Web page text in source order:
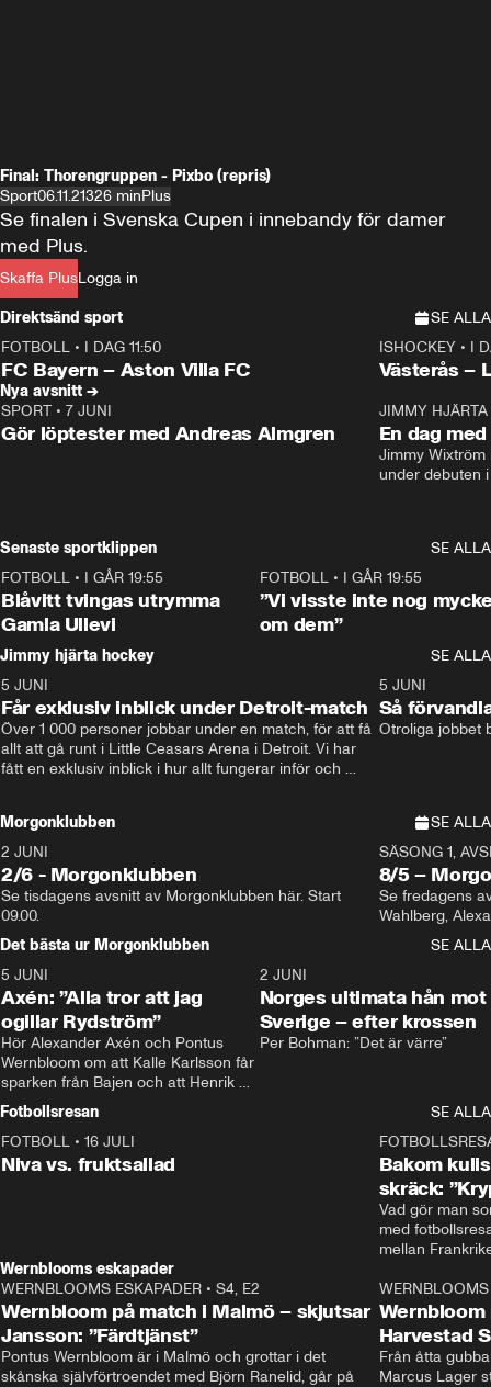
Final: Thorengruppen - Pixbo (repris)
Sport06.11.21326 minPlus
Skaffa PlusLogga in
Se finalen i Svenska Cupen i innebandy för damer
med Plus.
Direktsänd sport
SE ALLA
Plus
FOTBOLL • I DAG 11:50
FC Bayern – Aston Villa FC
Plus
ISHOCKEY• I
Västerås –
Nya avsnitt →
SPORT • 7 JUNI
Gör löptester med Andreas Almgren
JIMMY
En dag
Jimmy
under debuten
Senaste sportklippen
SE ALLA
FOTBOLL • I GÅR 19:55
Blåvitt tvingas utrymma
Gamla Ullevi
FOTBOLL• I GÅR 19:55
”Vi visste inte nog
om dem”
Jimmy hjärta hockey
SE ALLA
5 JUNI
Får exklusiv inblick under Detroit-match
Över 1 000 personer jobbar under en match, för att få
allt att gå runt i Little Ceasars Arena i Detroit. Vi har
fått en exklusiv inblick i hur allt fungerar inför och
5 JUNI
Så
Otroliga jobbet
Morgonklubben
SE ALLA
2 JUNI
2/6 - Morgonklubben
Se tisdagens avsnitt av Morgonklubben här. Start
SÄSONG 1,
8/5 –
Se fredagens
Det bästa ur Morgonklubben
SE ALLA
5 JUNI
Axén: ”Alla tror att jag
ogillar Rydström”
Hör Alexander Axén och Pontus
Wernbloom om att Kalle Karlsson får
sparken från Bajen och att Henrik
Rydström tar över
2 JUNI
Norges ultimata hån mot
Sverige – efter krossen
Per Bohman: ”Det är värre”
Fotbollsresan
SE ALLA
FOTBOLL • 16 JULI
Niva vs. fruktsallad
Bakom
skräck:
Vad gör man
med
Wernblooms eskapader
WERNBLOOMS ESKAPADER • S4, E2
Wernbloom på match i Malmö – skjutsar
Jansson: ”Färdtjänst”
Pontus Wernbloom är i Malmö och grottar i det
skånska självförtroendet med Björn Ranelid, går på
Harvestad
Från åtta
Marcus Lager